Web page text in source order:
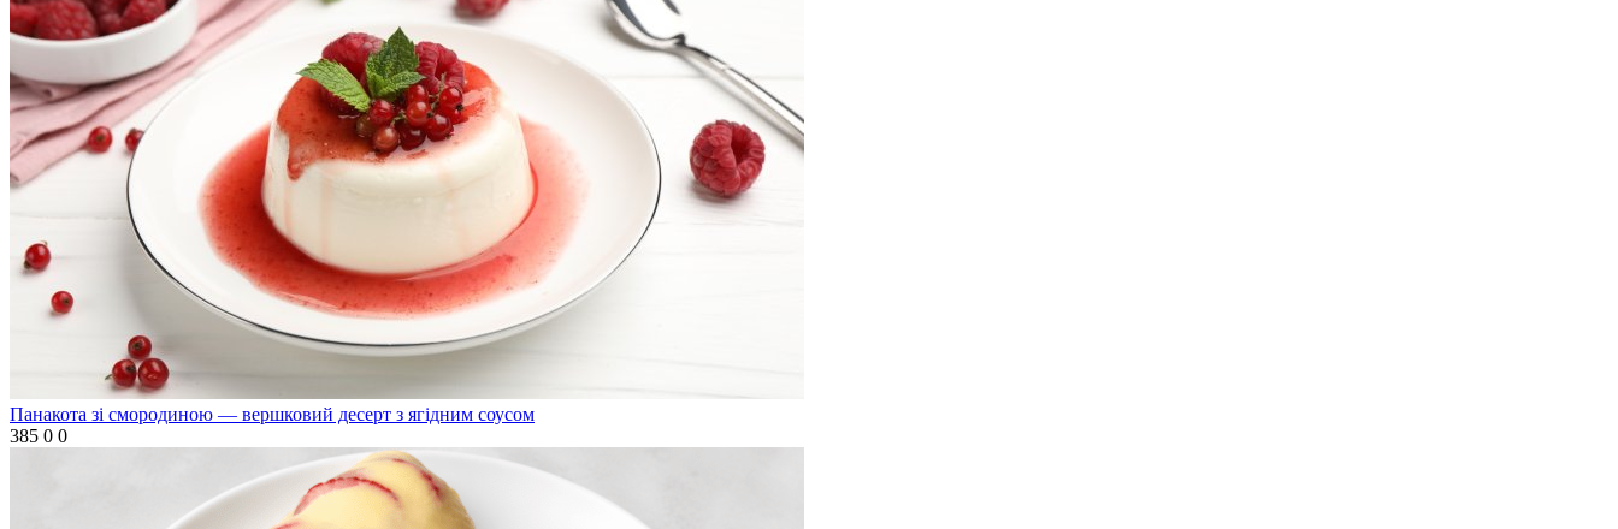
Панакота зі смородиною — вершковий десерт з ягідним соусом
385 0 0